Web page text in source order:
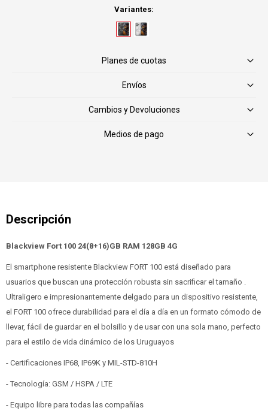
Variantes:
Planes de cuotas
Envíos
Cambios y Devoluciones
Medios de pago
Blackview Fort 100 24(8+16)GB RAM 128GB 4G
El smartphone resistente Blackview FORT 100 está diseñado para
usuarios que buscan una protección robusta sin sacrificar el tamaño .
Ultraligero e impresionantemente delgado para un dispositivo resistente,
el FORT 100 ofrece durabilidad para el día a día en un formato cómodo de
llevar, fácil de guardar en el bolsillo y de usar con una sola mano, perfecto
para el estilo de vida dinámico de los Uruguayos
- Certificaciones IP68, IP69K y MIL-STD-810H
- Tecnología: GSM / HSPA / LTE
- Equipo libre para todas las compañías